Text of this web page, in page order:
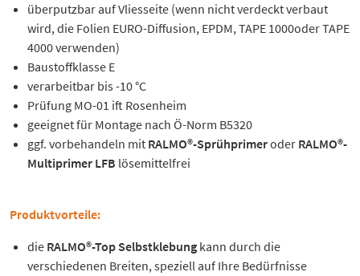
überputzbar auf Vliesseite (wenn nicht verdeckt verbaut
wird, die Folien EURO-Diffusion, EPDM, TAPE 1000oder TAPE
4000 verwenden)
Baustoffklasse E
verarbeitbar bis -10 °C
Prüfung MO-01 ift Rosenheim
geeignet für Montage nach Ö-Norm B5320
ggf. vorbehandeln mit RALMO®-Sprühprimeroder RALMO®-
Multiprimer LFB lösemittelfrei
Produktvorteile:
die RALMO®-Top Selbstklebung kann durch die
verschiedenen Breiten, speziell auf Ihre Bedürfnisse